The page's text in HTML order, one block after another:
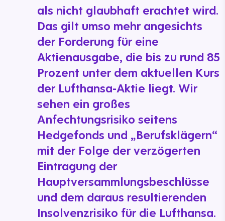
als nicht glaubhaft erachtet wird.
Das gilt umso mehr angesichts
der Forderung für eine
Aktienausgabe, die bis zu rund 85
Prozent unter dem aktuellen Kurs
der Lufthansa-Aktie liegt. Wir
sehen ein großes
Anfechtungsrisiko seitens
Hedgefonds und „Berufsklägern“
mit der Folge der verzögerten
Eintragung der
Hauptversammlungsbeschlüsse
und dem daraus resultierenden
Insolvenzrisiko für die Lufthansa.